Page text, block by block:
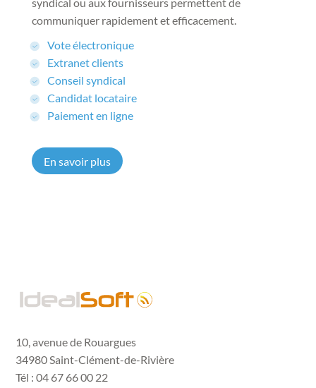
communiquer rapidement et efficacement.
Vote électronique
Extranet clients
Conseil syndical
Candidat locataire
Paiement en ligne
En savoir plus
10, avenue de Rouargues
34980 Saint-Clément-de-Rivière
Tél : 04 67 66 00 22